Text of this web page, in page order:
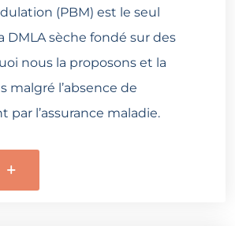
(PBM) est le seul
sèche fondé sur des
nous la proposons et la
malgré l’absence de
par l’assurance maladie.